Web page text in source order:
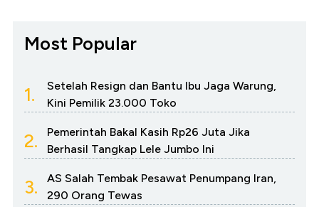
Most Popular
1.
Setelah Resign dan Bantu Ibu Jaga Warung,
Kini Pemilik 23.000 Toko
2.
Pemerintah Bakal Kasih Rp26 Juta Jika
Berhasil Tangkap Lele Jumbo Ini
3.
AS Salah Tembak Pesawat Penumpang Iran,
290 Orang Tewas